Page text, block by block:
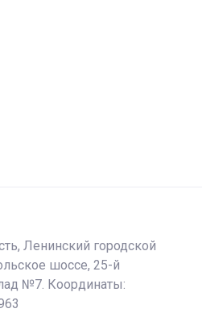
Ленинский городской
шоссе, 25-й
№7. Координаты: